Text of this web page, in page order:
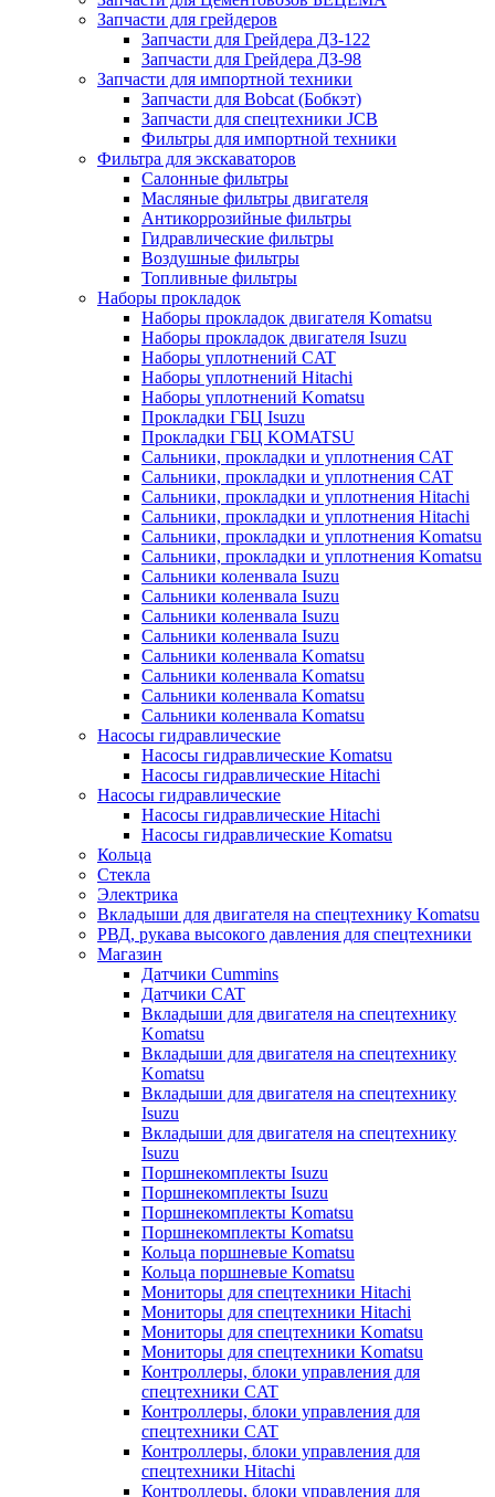
Запчасти для грейдеров
Запчасти для Грейдера ДЗ-122
Запчасти для Грейдера ДЗ-98
Запчасти для импортной техники
Запчасти для Bobcat (Бобкэт)
Запчасти для спецтехники JCB
Фильтры для импортной техники
Фильтра для экскаваторов
Салонные фильтры
Масляные фильтры двигателя
Антикоррозийные фильтры
Гидравлические фильтры
Воздушные фильтры
Топливные фильтры
Наборы прокладок
Наборы прокладок двигателя Komatsu
Наборы прокладок двигателя Isuzu
Наборы уплотнений CAT
Наборы уплотнений Hitachi
Наборы уплотнений Komatsu
Прокладки ГБЦ Isuzu
Прокладки ГБЦ KOMATSU
Сальники, прокладки и уплотнения CAT
Сальники, прокладки и уплотнения CAT
Сальники, прокладки и уплотнения Hitachi
Сальники, прокладки и уплотнения Hitachi
Сальники, прокладки и уплотнения Komatsu
Сальники, прокладки и уплотнения Komatsu
Сальники коленвала Isuzu
Сальники коленвала Isuzu
Сальники коленвала Isuzu
Сальники коленвала Isuzu
Сальники коленвала Komatsu
Сальники коленвала Komatsu
Сальники коленвала Komatsu
Сальники коленвала Komatsu
Насосы гидравлические
Насосы гидравлические Komatsu
Насосы гидравлические Hitachi
Насосы гидравлические
Насосы гидравлические Hitachi
Насосы гидравлические Komatsu
Кольца
Стекла
Электрика
Вкладыши для двигателя на спецтехнику Komatsu
РВД, рукава высокого давления для спецтехники
Магазин
Датчики Cummins
Датчики CAT
Вкладыши для двигателя на спецтехнику
Komatsu
Вкладыши для двигателя на спецтехнику
Komatsu
Вкладыши для двигателя на спецтехнику
Isuzu
Вкладыши для двигателя на спецтехнику
Isuzu
Поршнекомплекты Isuzu
Поршнекомплекты Isuzu
Поршнекомплекты Komatsu
Поршнекомплекты Komatsu
Кольца поршневые Komatsu
Кольца поршневые Komatsu
Мониторы для спецтехники Hitachi
Мониторы для спецтехники Hitachi
Мониторы для спецтехники Komatsu
Мониторы для спецтехники Komatsu
Контроллеры, блоки управления для
спецтехники CAT
Контроллеры, блоки управления для
спецтехники CAT
Контроллеры, блоки управления для
спецтехники Hitachi
Контроллеры, блоки управления для